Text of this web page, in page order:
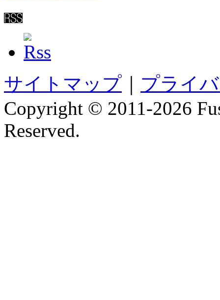
サイトマップ ｜ プライ
Copyright © 2011-2026
Reserved.